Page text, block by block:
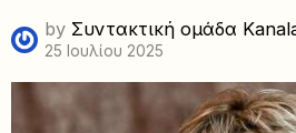
by Συντακτική ομάδα
25 Ιουλίου 2025